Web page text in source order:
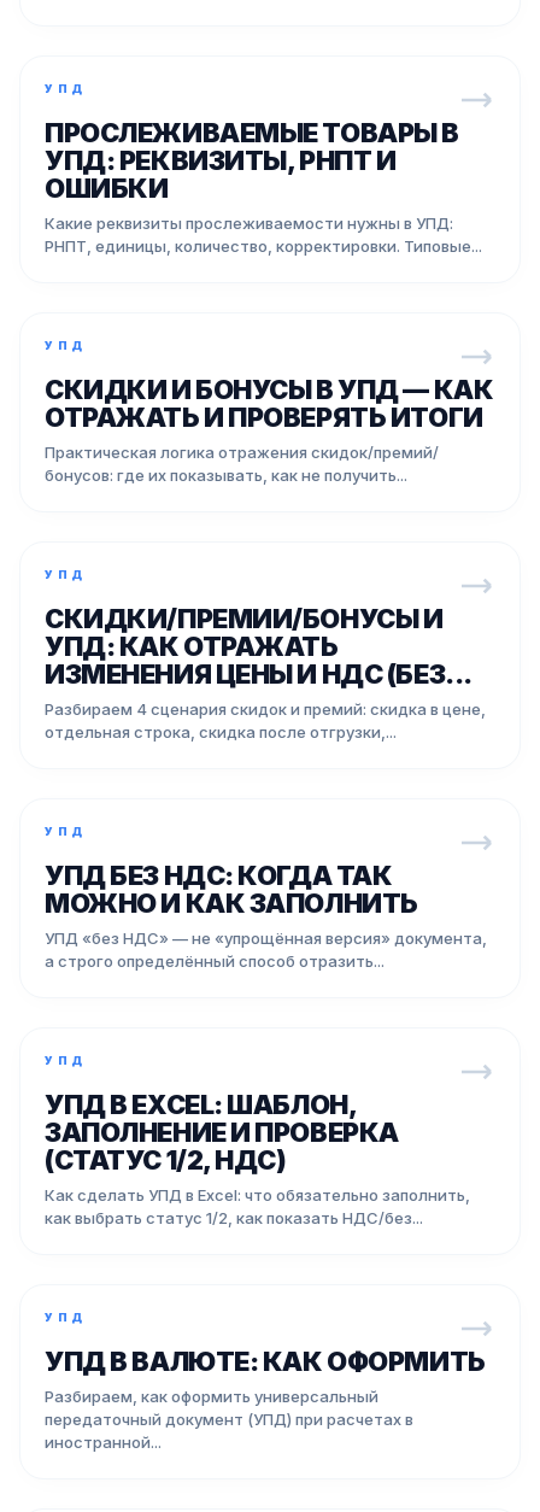
УПД
ПРОСЛЕЖИВАЕМЫЕ ТОВАРЫ В
УПД: РЕКВИЗИТЫ, РНПТ И
ОШИБКИ
Какие реквизиты прослеживаемости нужны в УПД:
РНПТ, единицы, количество, корректировки. Типовые...
УПД
СКИДКИ И БОНУСЫ В УПД — КАК
ОТРАЖАТЬ И ПРОВЕРЯТЬ ИТОГИ
Практическая логика отражения скидок/премий/
бонусов: где их показывать, как не получить...
УПД
СКИДКИ/ПРЕМИИ/БОНУСЫ И
УПД: КАК ОТРАЖАТЬ
ИЗМЕНЕНИЯ ЦЕНЫ И НДС (БЕЗ...
Разбираем 4 сценария скидок и премий: скидка в цене,
отдельная строка, скидка после отгрузки,...
УПД
УПД БЕЗ НДС: КОГДА ТАК
МОЖНО И КАК ЗАПОЛНИТЬ
УПД «без НДС» — не «упрощённая версия» документа,
а строго определённый способ отразить...
УПД
УПД В EXCEL: ШАБЛОН,
ЗАПОЛНЕНИЕ И ПРОВЕРКА
(СТАТУС 1/2, НДС)
Как сделать УПД в Excel: что обязательно заполнить,
как выбрать статус 1/2, как показать НДС/без...
УПД
УПД В ВАЛЮТЕ: КАК ОФОРМИТЬ
Разбираем, как оформить универсальный
передаточный документ (УПД) при расчетах в
иностранной...